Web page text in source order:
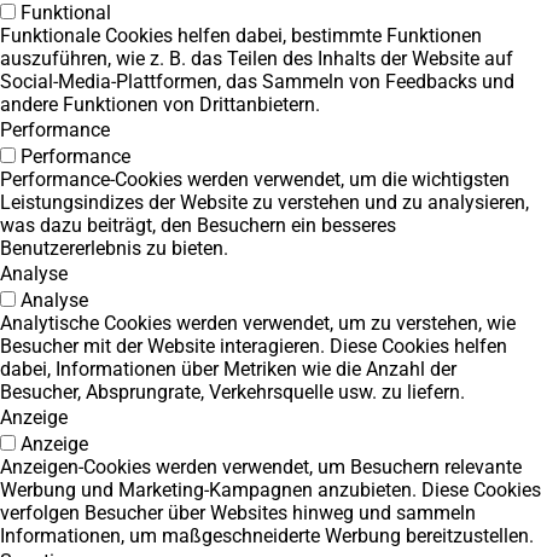
Funktional
Funktionale Cookies helfen dabei, bestimmte Funktionen
auszuführen, wie z. B. das Teilen des Inhalts der Website auf
Social-Media-Plattformen, das Sammeln von Feedbacks und
andere Funktionen von Drittanbietern.
Performance
Performance
Performance-Cookies werden verwendet, um die wichtigsten
Leistungsindizes der Website zu verstehen und zu analysieren,
was dazu beiträgt, den Besuchern ein besseres
Benutzererlebnis zu bieten.
Analyse
Analyse
Analytische Cookies werden verwendet, um zu verstehen, wie
Besucher mit der Website interagieren. Diese Cookies helfen
dabei, Informationen über Metriken wie die Anzahl der
Besucher, Absprungrate, Verkehrsquelle usw. zu liefern.
Anzeige
Anzeige
Anzeigen-Cookies werden verwendet, um Besuchern relevante
Werbung und Marketing-Kampagnen anzubieten. Diese Cookies
verfolgen Besucher über Websites hinweg und sammeln
Informationen, um maßgeschneiderte Werbung bereitzustellen.